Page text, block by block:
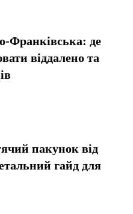
Франківська: де
віддалено та
пакунок від
гайд для